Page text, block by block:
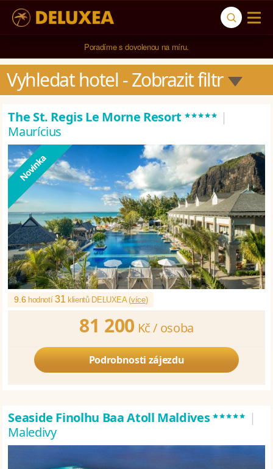
5* cestovní kancelář na luxusní dovolenou od 100.000 Kč.
Vyhledat hotel - Zobrazit filtr
The St. Regis Le Morne Resort ***** |
Maurícius
9.6 hodnotí31 klientů DELUXEA (více)
81 200 Kč / osoba
Podrobnosti zájezdu
Seaside Finolhu Baa Atoll Maldives***** |
Maledivy